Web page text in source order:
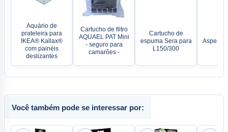
Aquário de
prateleira para
IKEA® Kallax®
com painéis
deslizantes
Cartucho de filtro
AQUAEL PAT Mini
- seguro para
camarões -
Cartucho de
espuma Sera para
L150/300
Você também pode se interessar por: